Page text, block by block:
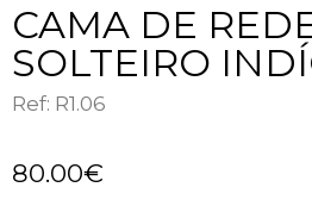
CAMA DE
SOLTEIRO
Ref: R1.06
80.00€